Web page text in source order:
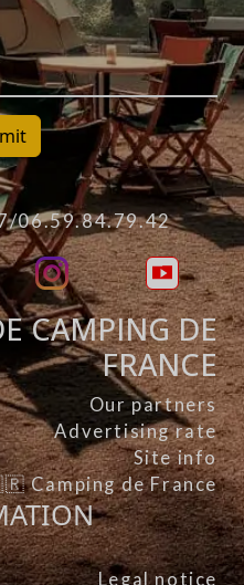
06.59.84.79.42
CAMPING DE
FRANCE
Our partners
Advertising rate
Site info
Camping de France
Legal notice